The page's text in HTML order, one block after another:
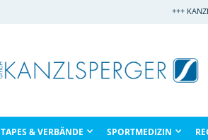
+++
TAPES & VERBÄNDE SPORTMEDIZIN